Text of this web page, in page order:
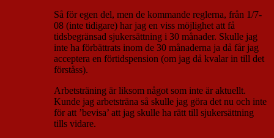
Så för egen del, men de kommande reglerna, från 1/7-
08 (inte tidigare) har jag en viss möjlighet att få
tidsbegränsad sjukersättning i 30 månader. Skulle jag
inte ha förbättrats inom de 30 månaderna ja då får jag
acceptera en förtidspension (om jag då kvalar in till det
förståss).
Arbetsträning är liksom något som inte är aktuellt.
Kunde jag arbetsträna så skulle jag göra det nu och inte
för att ’bevisa’ att jag skulle ha rätt till sjukersättning
tills vidare.